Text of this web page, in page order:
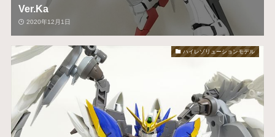
Ver.Ka
2020年12月1日
ハイレゾリューションモデル